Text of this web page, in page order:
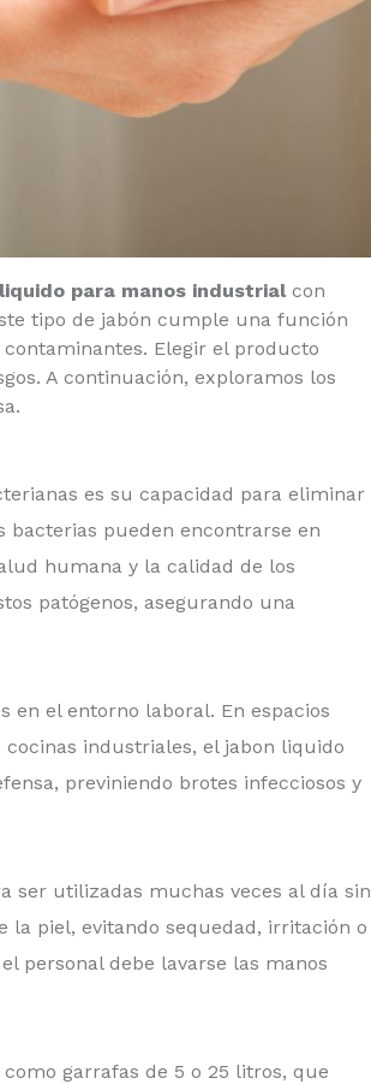
para manos industrialcon
tipo de jabón cumple una función
Elegir el producto
A continuación, exploramos los
es su capacidad para eliminar
bacterias pueden encontrarse en
humana y la calidad de los
patógenos, asegurando una
en el entorno laboral. En espacios
industriales, el jabon liquido
previniendo brotes infecciosos y
ser utilizadas muchas veces al día sin
piel, evitando sequedad, irritación o
personal debe lavarse las manos
garrafas de 5 o 25 litros, que